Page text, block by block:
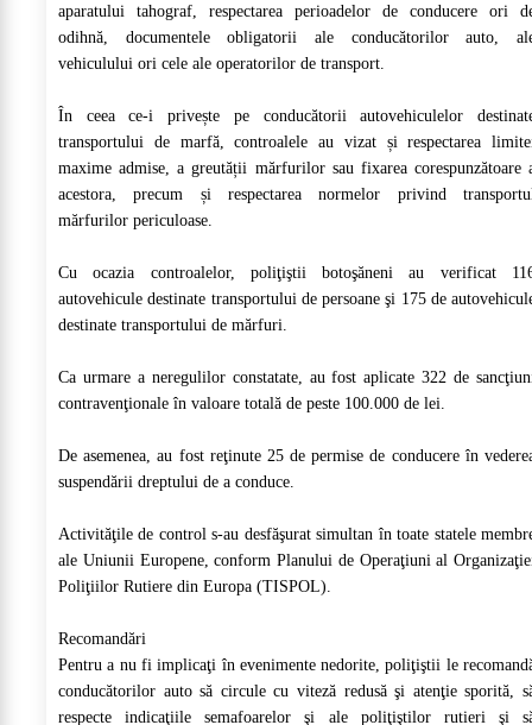
aparatului tahograf, respectarea perioadelor de conducere ori
odihnă, documentele obligatorii ale conducătorilor auto,
vehiculului ori cele ale operatorilor de transport.
În ceea ce-i privește pe conducătorii autovehiculelor
transportului de marfă, controalele au vizat și respectarea
maxime admise, a greutății mărfurilor sau fixarea corespunzătoare
acestora, precum și respectarea normelor privind
mărfurilor periculoase.
Cu ocazia controalelor, poliţiştii botoşăneni au verificat
autovehicule destinate transportului de persoane şi 175 de
destinate transportului de mărfuri.
Ca urmare a neregulilor constatate, au fost aplicate 322 de
contravenţionale în valoare totală de peste 100.000 de lei.
De asemenea, au fost reţinute 25 de permise de conducere în
suspendării dreptului de a conduce.
Activităţile de control s-au desfăşurat simultan în toate statele
ale Uniunii Europene, conform Planului de Operaţiuni al
Poliţiilor Rutiere din Europa (TISPOL).
Recomandări
Pentru a nu fi implicaţi în evenimente nedorite, poliţiştii le
conducătorilor auto să circule cu viteză redusă şi atenţie sporită,
respecte indicaţiile semafoarelor şi ale poliţiştilor rutieri şi